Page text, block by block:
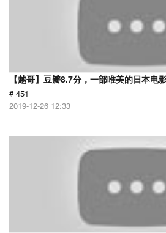
【越哥】豆瓣8.7分，一部唯美的日本电
# 451
2019-12-26 12:33